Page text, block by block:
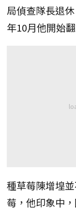
局偵查隊長退
年10月他開始
種草莓陳增堭
莓，他印象中